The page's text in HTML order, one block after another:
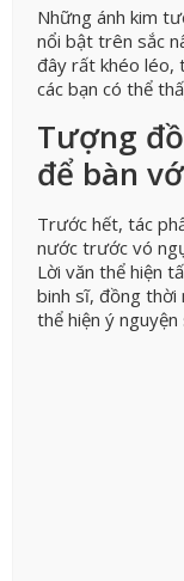
Những ánh kim
nổi bật trên sắc
đây rất khéo léo,
các bạn có thể
Tượng
để bàn
Trước hết, tác
nước trước vó
Lời văn thể hiện
binh sĩ, đồng thời
thể hiện ý